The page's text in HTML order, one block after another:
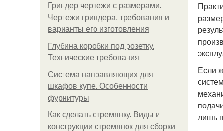
Гриндер чертежи с размерами.
Чертежи гриндера, требования и
варианты его изготовления
Глубина коробки под розетку.
Технические требования
Система направляющих для
шкафов купе. Особенности
фурнитуры
Как сделать стремянку. Виды и
конструкции стремянок для сборки
Если
лишь